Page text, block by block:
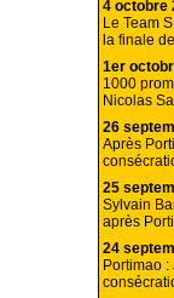
4 octobre
Le Team
la finale
1er
1000
Nicolas
26
Après
25
Sylvain
après
24
Portimao